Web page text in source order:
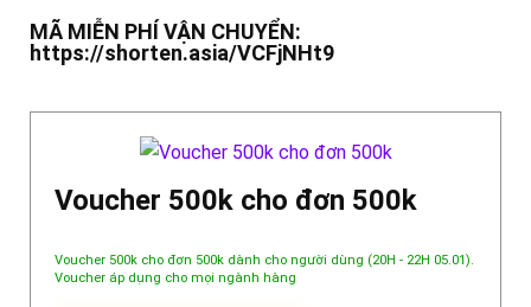
MÃ MIỄN PHÍ VẬN CHUYỂN:
https://shorten.asia/VCFjNHt9
Voucher 500k cho đơn 500k
Voucher 500k cho đơn 500k dành cho người dùng (20H - 22H 05.01).
Voucher áp dụng cho mọi ngành hàng